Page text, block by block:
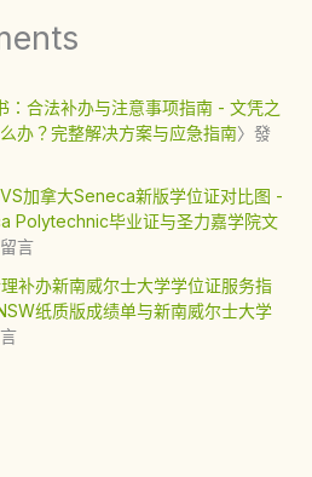
：合法补办与注意事项指南 - 文凭之
办？完整解决方案与应急指南〉發
加拿大Seneca新版学位证对比图 -
Polytechnic毕业证与圣力嘉学院文
言
补办新南威尔士大学学位证服务指
纸质版成绩单与新南威尔士大学